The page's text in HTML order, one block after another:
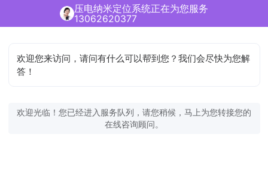
压电纳米定位系统正在为您服务
13062620377
欢迎您来访问，请问有什么可以帮到您？我们会尽快为您解
答！
欢迎光临！您已经进入服务队列，请您稍候，马上为您转接您的
在线咨询顾问。